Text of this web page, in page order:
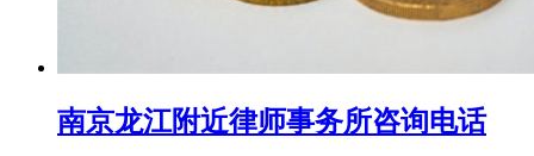
南京龙江附近律师事务所咨询电话